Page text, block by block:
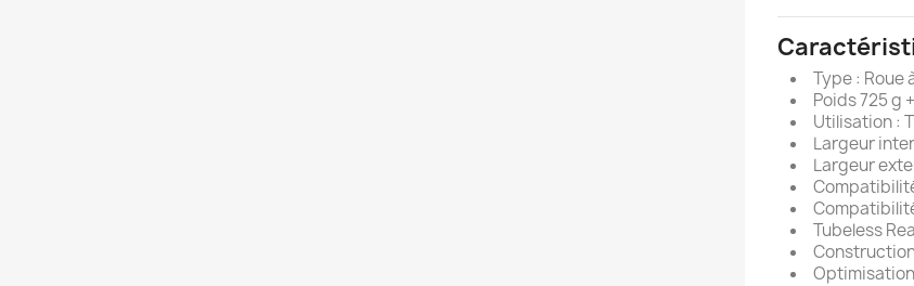
Type : Roue
Poids 725 g
Utilisation :
Largeur
Largeur
Tubeless